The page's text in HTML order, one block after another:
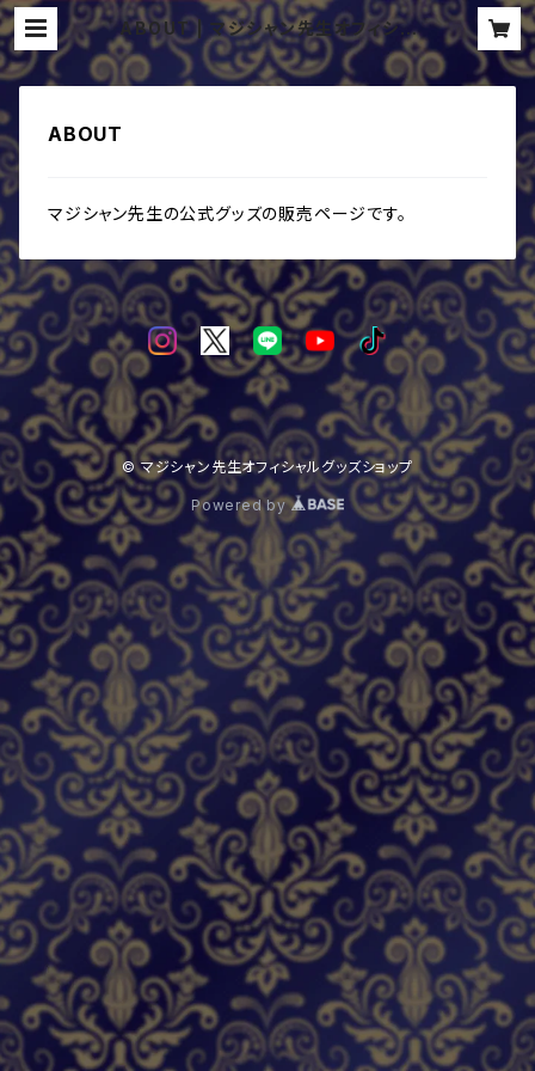
ABOUT | マジシャン先生オフィシャ
ルグッズショップ
ABOUT
マジシャン先生の公式グッズの販売ページです。
© マジシャン先生オフィシャルグッズショップ
Powered by